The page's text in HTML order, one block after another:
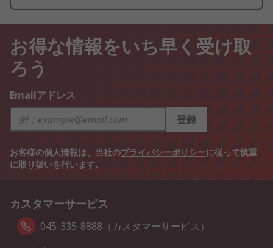
お得な情報をいち早く受け取
ろう
Emailアドレス
登録
お客様の個人情報は、当社のプライバシーポリシーに従って慎重
に取り扱いを行います。
カスタマーサービス
045-335-8888（カスタマーサービス）